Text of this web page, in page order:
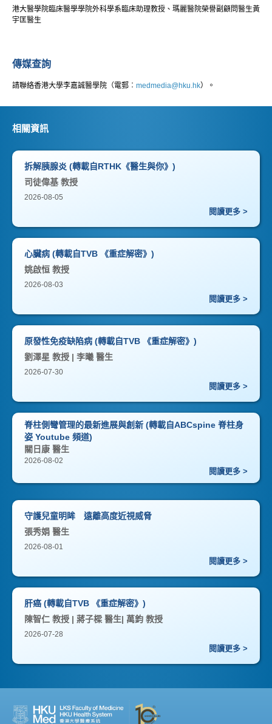
港大醫學院臨床醫學學院外科學系臨床助理教授、瑪麗醫院榮譽副顧問醫生黃
宇匡醫生
傳媒查詢
請聯絡香港大學李嘉誠醫學院（電郵︰ medmedia@hku.hk）。
相關資訊
拆解胰腺炎 (轉載自RTHK《醫生與你》)
司徒偉基 教授
2026-08-05
閱讀更多 >
心臟病 (轉載自TVB 《重症解密》)
姚啟恒 教授
2026-08-03
閱讀更多 >
原發性免疫缺陷病 (轉載自TVB 《重症解密》)
劉澤星 教授 | 李曦 醫生
2026-07-30
閱讀更多 >
脊柱側彎管理的最新進展與創新 (轉載自ABCspine 脊柱身
姿 Youtube 頻道)
關日康 醫生
2026-08-02
閱讀更多 >
守護兒童明眸 遠離高度近視威脅
張秀娟 醫生
2026-08-01
閱讀更多 >
肝癌 (轉載自TVB 《重症解密》)
陳智仁 教授 | 蔣子樑 醫生| 萬鈞 教授
2026-07-28
閱讀更多 >